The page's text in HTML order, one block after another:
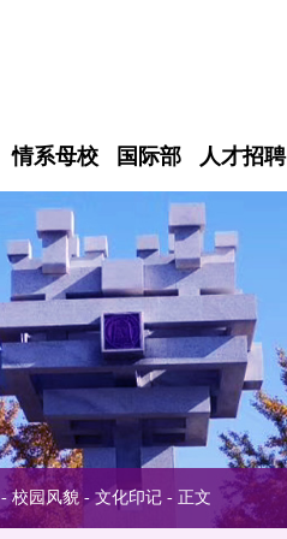
情系母校 国际部 人才招聘
-校园风貌 -文化印记 - 正文